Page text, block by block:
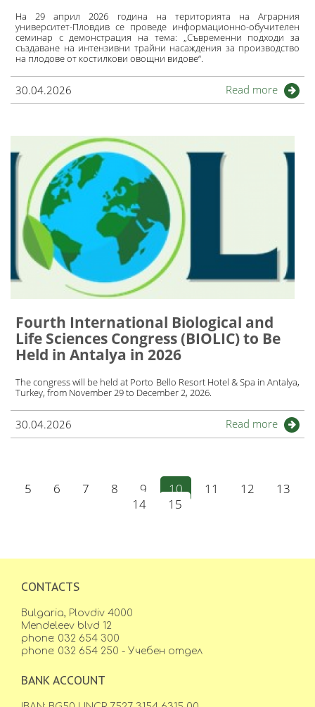
На 29 април 2026 година на територията на Аграрния
университет-Пловдив се проведе информационно-обучителен
семинар с демонстрация на тема: „Съвременни подходи за
създаване на интензивни трайни насаждения за производство
на плодове от костилкови овощни видове“.
30.04.2026 Read more
Fourth International Biological and
Life Sciences Congress (BIOLIC) to Be
Held in Antalya in 2026
The congress will be held at Porto Bello Resort Hotel & Spa in Antalya,
Turkey, from November 29 to December 2, 2026.
30.04.2026 Read more
5 6 7 8 9 10 11 12
13
14
15
CONTACTS
Bulgaria, Plovdiv 4000
Mendeleev blvd 12
phone: 032 654 300
phone: 032 654 250 - Учебен отдел
BANK ACCOUNT